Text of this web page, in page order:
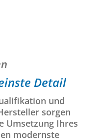
Detail
und
sorgen
Umsetzung Ihres
modernste